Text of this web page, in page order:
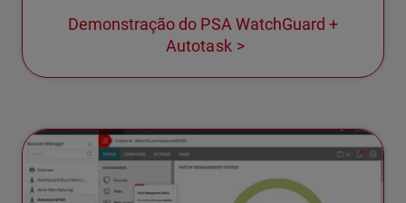
Demonstração do PSA WatchGuard +
Autotask